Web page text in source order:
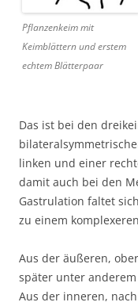
Pflanzenkeim mit
Keimblättern und erstem
echtem Blätterpaar
Das ist bei den
linken und einer
damit auch bei den
Gastrulation faltet
zu einem
Aus der äußeren,
später unter
Aus der inneren,